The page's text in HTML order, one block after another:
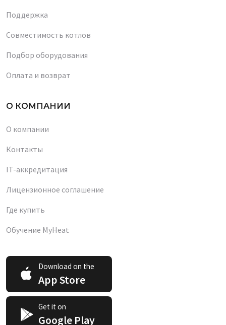
Поддержка
Совместимость котлов
Подбор оборудования
Оплата и возврат
О КОМПАНИИ
О компании
Контакты
IT-аккредитация
Лицензионное соглашение
Где купить
Обучение MyHeat
Download on the
App Store
Get it on
Google Play